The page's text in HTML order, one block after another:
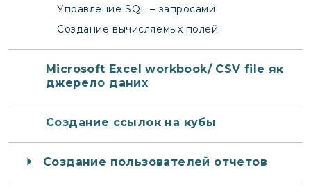
Управление SQL – запросами
Создание вычисляемых полей
Microsoft Excel workbook/ CSV file як
джерело даних
Создание ссылок на кубы
Создание пользователей отчетов